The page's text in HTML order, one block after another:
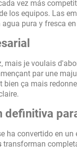
vez más
los equipos. Las
pura y fresca
mais je voulais
par une
ça mais
definitiva
ha convertido en
transforman